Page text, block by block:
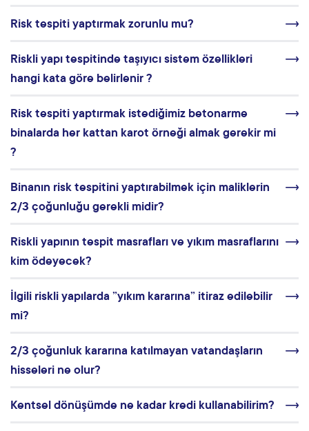
Risk tespiti yaptırmak zorunlu mu?
Riskli yapı tespitinde taşıyıcı sistem özellikleri
hangi kata göre belirlenir ?
Risk tespiti yaptırmak istediğimiz betonarme
binalarda her kattan karot örneği almak gerekir mi
?
Binanın risk tespitini yaptırabilmek için maliklerin
2/3 çoğunluğu gerekli midir?
Riskli yapının tespit masrafları ve yıkım masraflarını
kim ödeyecek?
İlgili riskli yapılarda ”yıkım kararına” itiraz edilebilir
mi?
2/3 çoğunluk kararına katılmayan vatandaşların
hisseleri ne olur?
Kentsel dönüşümde ne kadar kredi kullanabilirim?